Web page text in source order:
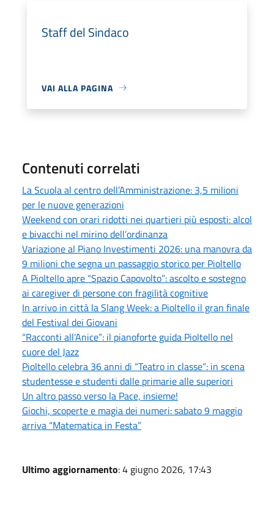
Staff del Sindaco
VAI ALLA PAGINA
Contenuti correlati
La Scuola al centro dell’Amministrazione: 3,5 milioni
per le nuove generazioni
Weekend con orari ridotti nei quartieri più esposti: alcol
e bivacchi nel mirino dell’ordinanza
Variazione al Piano Investimenti 2026: una manovra da
9 milioni che segna un passaggio storico per Pioltello
A Pioltello apre “Spazio Capovolto”: ascolto e sostegno
ai caregiver di persone con fragilità cognitive
In arrivo in città la Slang Week: a Pioltello il gran finale
del Festival dei Giovani
“Racconti all’Anice”: il pianoforte guida Pioltello nel
cuore del Jazz
Pioltello celebra 36 anni di “Teatro in classe”: in scena
studentesse e studenti dalle primarie alle superiori
Un altro passo verso la Pace, insieme!
Giochi, scoperte e magia dei numeri: sabato 9 maggio
arriva “Matematica in Festa”
Ultimo aggiornamento: 4 giugno 2026, 17:43